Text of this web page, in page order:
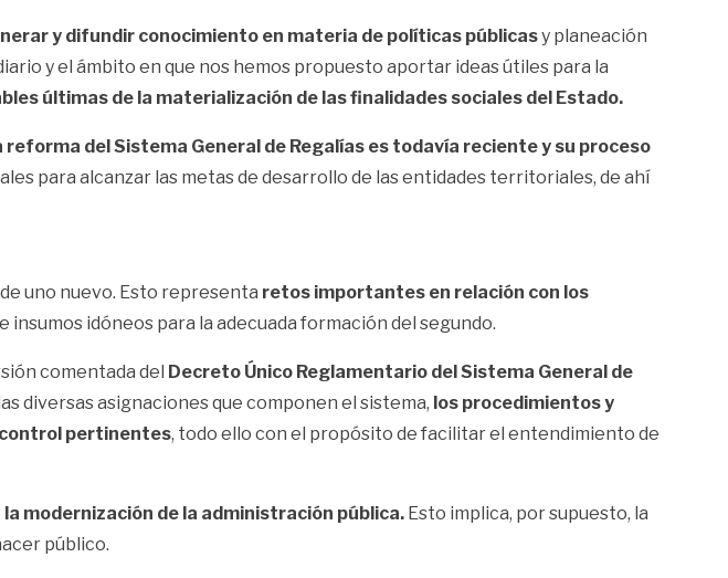
y difundir conocimiento en materia de políticas públicasy planeación
y el ámbito en que nos hemos propuesto aportar ideas útiles para la
últimas de la materialización de las finalidades sociales del Estado.
reforma del Sistema General de Regalías es todavía reciente y su proceso
para alcanzar las metas de desarrollo de las entidades territoriales, de ahí
uno nuevo. Esto representa retos importantes en relación con los
insumos idóneos para la adecuada formación del segundo.
comentada del Decreto Único Reglamentario del Sistema General de
diversas asignaciones que componen el sistema, los procedimientos y
control pertinentes, todo ello con el propósito de facilitar el entendimiento de
modernización de la administración pública. Esto implica, por supuesto, la
público.